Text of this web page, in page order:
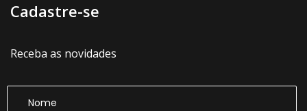
Cadastre-se
Receba as novidades